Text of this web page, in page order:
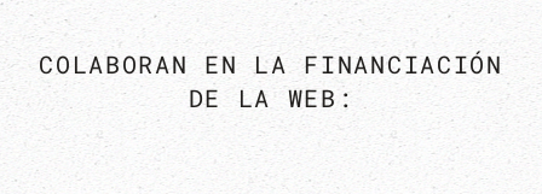
COLABORAN EN LA FINANCIACIÓN
DE LA WEB: